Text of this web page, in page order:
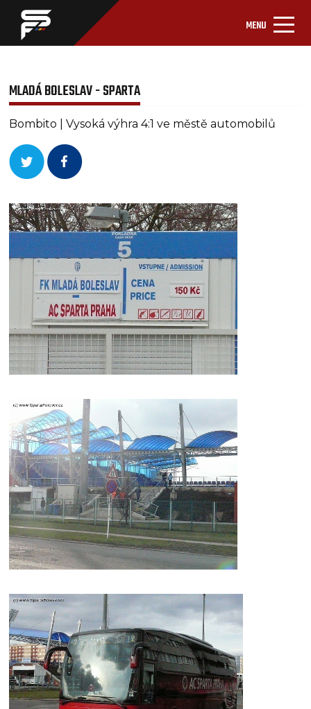
MENU
MLADÁ BOLESLAV - SPARTA
Bombito | Vysoká výhra 4:1 ve městě automobilů